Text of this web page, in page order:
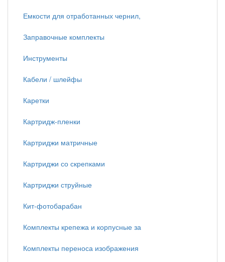
Емкости для отработанных чернил,
Заправочные комплекты
Инструменты
Кабели / шлейфы
Каретки
Картридж-пленки
Картриджи матричные
Картриджи со скрепками
Картриджи струйные
Кит-фотобарабан
Комплекты крепежа и корпусные за
Комплекты переноса изображения